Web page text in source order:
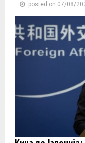
posted on 07/08/